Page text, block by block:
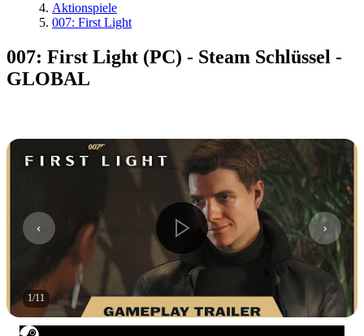
Aktionspiele
007: First Light
007: First Light (PC) - Steam Schlüssel -
GLOBAL
1/11